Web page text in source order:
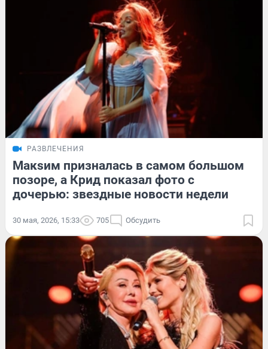
РАЗВЛЕЧЕНИЯ
Макsим призналась в самом большом
позоре, а Крид показал фото с
дочерью: звездные новости недели
30 мая, 2026, 15:33 705 Обсудить